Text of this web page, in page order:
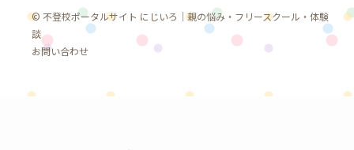
© 不登校ポータルサイト にじいろ｜親の悩み・フリースクール・体験
談
お問い合わせ